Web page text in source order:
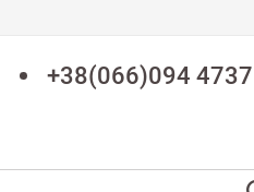
+38(066)094 4737